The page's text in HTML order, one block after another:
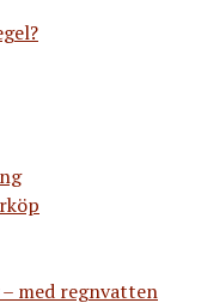
med regnvatten